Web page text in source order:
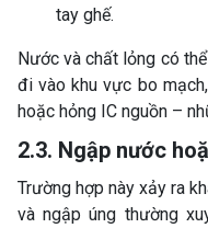
tay ghế.
Nước và chất lỏng có
đi vào khu vực bo
hoặc hỏng IC nguồn –
2.3. Ngập nước
Trường hợp này xảy ra
và ngập úng thường